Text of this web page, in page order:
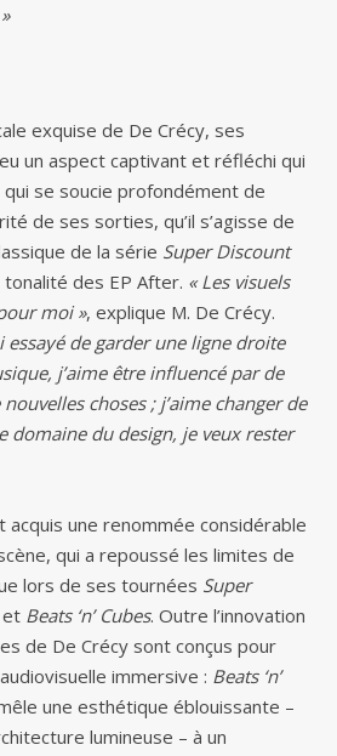
exquise de De Crécy, ses
un aspect captivant et réfléchi qui
se soucie profondément de
de ses sorties, qu’il s’agisse de
de la série Super Discount
des EP After. « Les visuels
moi », explique M. De Crécy.
essayé de garder une ligne droite
j’aime être influencé par de
choses ; j’aime changer de
domaine du design, je veux rester
acquis une renommée considérable
qui a repoussé les limites de
lors de ses tournées Super
Beats ‘n’ Cubes. Outre l’innovation
de De Crécy sont conçus pour
immersive : Beats ‘n’
une esthétique éblouissante –
lumineuse – à un